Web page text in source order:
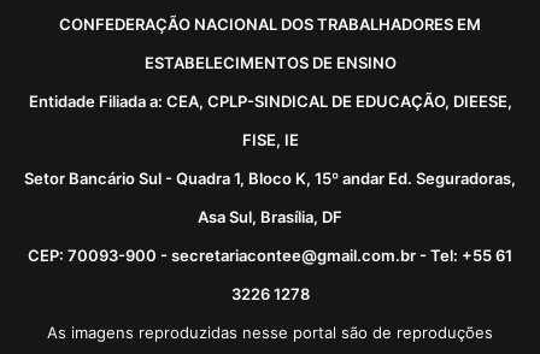
CONFEDERAÇÃO NACIONAL DOS TRABALHADORES EM
ESTABELECIMENTOS DE ENSINO
Entidade Filiada a: CEA, CPLP-SINDICAL DE EDUCAÇÃO, DIEESE,
FISE, IE
Setor Bancário Sul - Quadra 1, Bloco K, 15º andar Ed. Seguradoras,
Asa Sul, Brasília, DF
CEP: 70093-900 - secretariacontee@gmail.com.br - Tel: +55 61
3226 1278
As imagens reproduzidas nesse portal são de reproduções